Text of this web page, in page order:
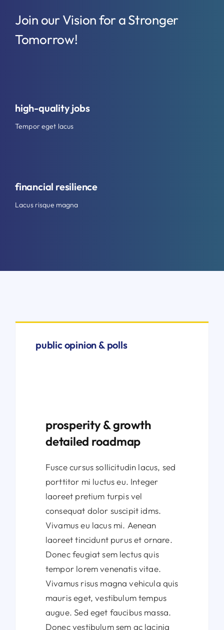
Join our Vision for a Stronger
Tomorrow!
high-quality jobs
Tempor eget lacus
financial resilience
Lacus risque magna
public opinion & polls
prosperity & growth
detailed roadmap
Fusce cursus sollicitudin lacus, sed
porttitor mi luctus eu. Integer
laoreet pretium turpis vel
consequat dolor suscipit idms.
Vivamus eu lacus mi. Aenean
laoreet tincidunt purus et ornare.
Donec feugiat sem lectus quis
tempor lorem venenatis vitae.
Vivamus risus magna vehicula quis
mauris eget, vestibulum tempus
augue. Sed eget faucibus massa.
Donec vestibulum sem ac lacinia